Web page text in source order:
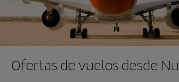
Ofertas de vuelos desde